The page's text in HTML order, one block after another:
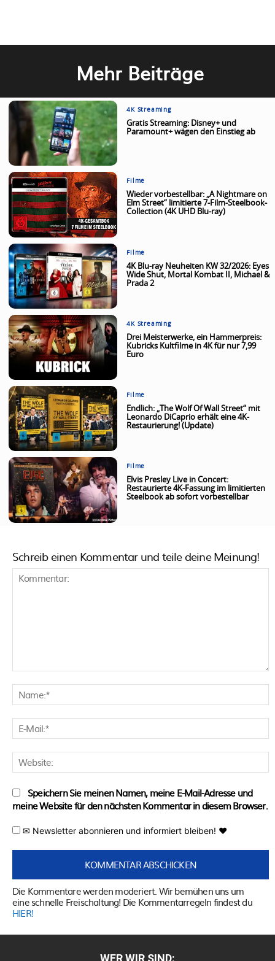
Mehr Beiträge
4K Streaming
Gratis Streaming: Disney+ und
Paramount+ wägen den Einstieg ab
Filme
Wieder vorbestellbar: „A Nightmare on
Elm Street“ limitierte 7-Film-Steelbook-
Collection (4K UHD Blu-ray)
Filme
4K Blu-ray Neuheiten KW 32/2026: Eyes
Wide Shut, Mortal Kombat II, Michael &
Prada 2
4K Streaming
Drei Meisterwerke, ein Hammerpreis:
Kubricks Kultfilme in 4K für nur 7,99
Euro
Filme
Endlich: „The Wolf Of Wall Street“ mit
Leonardo DiCaprio erhält eine 4K-
Restaurierung! (Update)
Filme
Elvis Presley Live in Concert:
Restaurierte 4K-Fassung im limitierten
Steelbook ab sofort vorbestellbar
Schreib einen Kommentar und teile deine Meinung!
Speichern Sie meinen Namen, meine E-Mail-Adresse und
meine Website für den nächsten Kommentar in diesem Browser.
✉ Newsletter abonnieren und informiert bleiben! ♥
Die Kommentare werden moderiert. Wir bemühen uns um
eine schnelle Freischaltung! Die Kommentarregeln findest du
HIER!
WER WIR SIND: